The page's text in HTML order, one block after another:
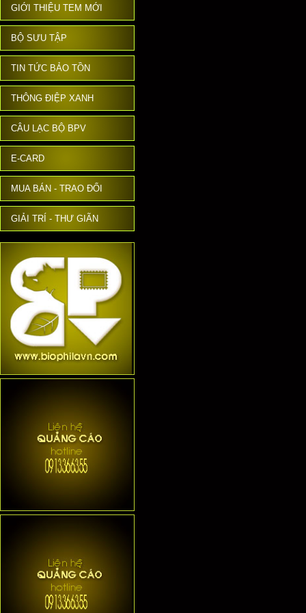
GIỚI THIỆU TEM MỚI
BỘ SƯU TẬP
TIN TỨC BẢO TỒN
THÔNG ĐIỆP XANH
CÂU LẠC BỘ BPV
E-CARD
MUA BÁN - TRAO ĐỔI
GIẢI TRÍ - THƯ GIÃN